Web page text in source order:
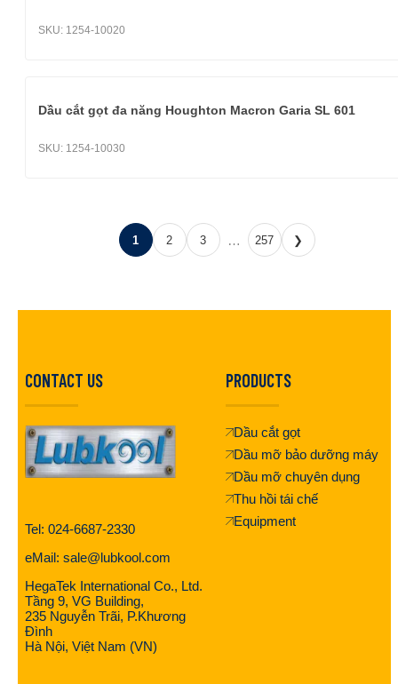
SKU: 1254-10020
Dầu cắt gọt đa năng Houghton Macron Garia SL 601
SKU: 1254-10030
1 2 3 … 257 ❯
CONTACT US
Tel: 024-6687-2330
eMail: sale@lubkool.com
HegaTek International Co., Ltd.
Tầng 9, VG Building,
235 Nguyễn Trãi, P.Khương
Đình
Hà Nội, Việt Nam (VN)
PRODUCTS
Dầu cắt gọt
Dầu mỡ bảo dưỡng máy
Dầu mỡ chuyên dụng
Thu hồi tái chế
Equipment